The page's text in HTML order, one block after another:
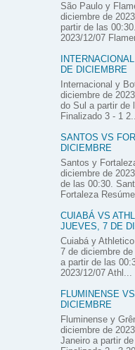
São Paulo y
diciembre de
partir de las
2023/12/07
DE DICIEMBRE
Internacional y
diciembre de
do Sul a partir de
Finalizado 3 - 1
SANTOS VS
DICIEMBRE
Santos y
diciembre de
de las 00:30.
Fortaleza
CUIABÁ VS
JUEVES, 7 DE
Cuiabá y
7 de diciembre
a partir de las
2023/12/07 Athl...
FLUMINENSE
DICIEMBRE
Fluminense y
diciembre de
Janeiro a partir